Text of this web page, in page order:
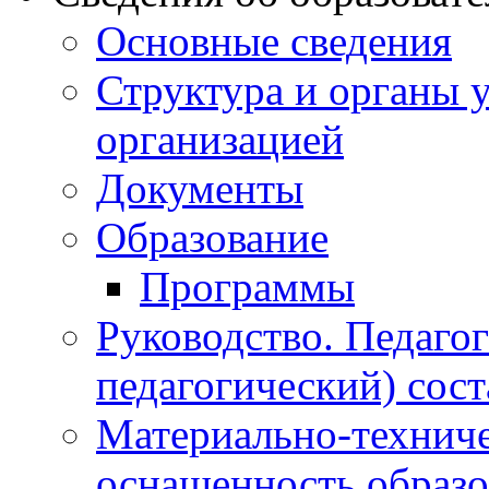
Основные сведения
Структура и органы
организацией
Документы
Образование
Программы
Руководство.
педагогический)
Материально-